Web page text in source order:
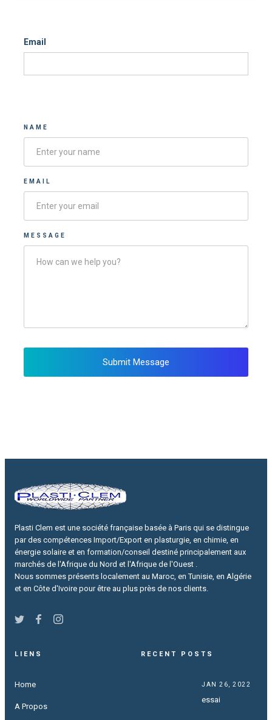
Email
NAME
EMAIL
MESSAGE
Plasti Clem est une société française basée à Paris qui se distingue
par des compétences Import/Export en plasturgie, en chimie, en
énergie solaire et en formation/conseil destiné principalement aux
marchés de l'Afrique du Nord et l'Afrique de l'Ouest .
Nous sommes présents localement au Maroc, en Tunisie, en Algérie
et en Côte d'Ivoire pour être au plus près de nos clients.
LIENS
Home
A Propos
RECENT POSTS
JAN 26, 2022
essai